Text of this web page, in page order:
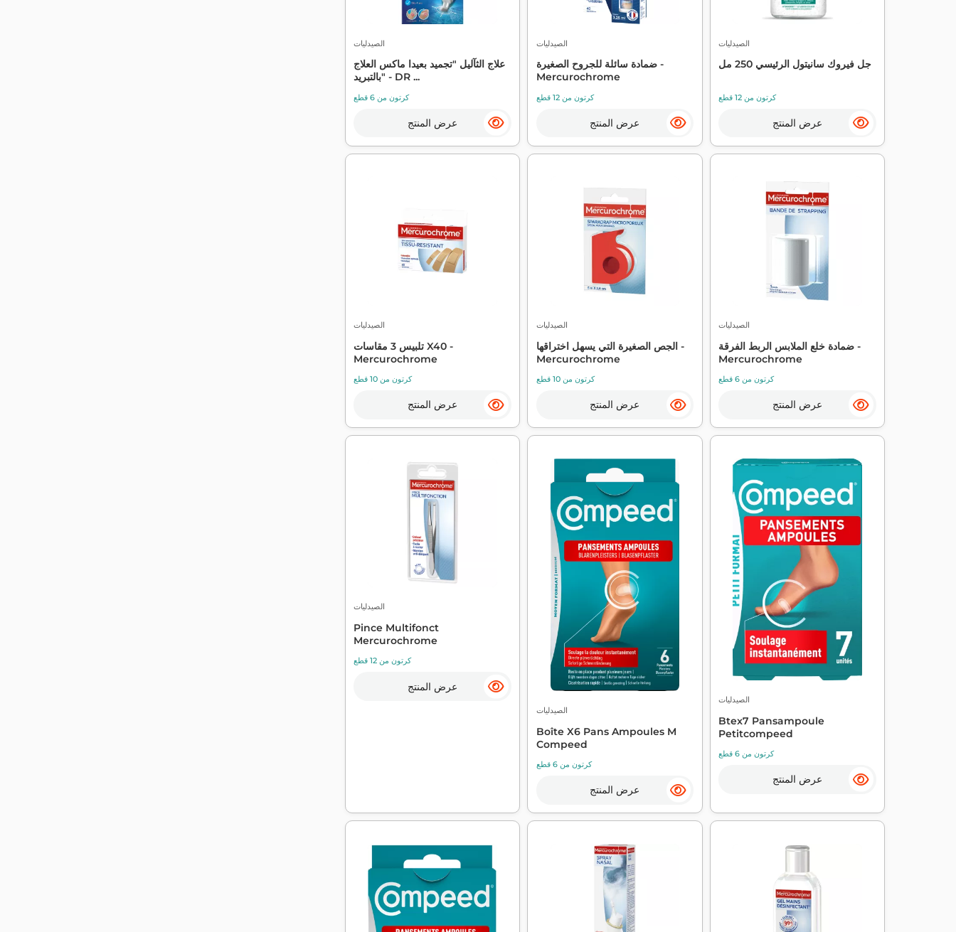
الصيدليات
علاج الثآليل "تجميد بعيدا ماكس العلاج
بالتبريد" - DR ...
كرتون من 6 قطع
عرض المنتج
الصيدليات
ضمادة سائلة للجروح الصغيرة -
Mercurochrome
كرتون من 12 قطع
عرض المنتج
الصيدليات
جل فيروك سانيتول الرئيسي 250 مل
كرتون من 12 قطع
عرض المنتج
الصيدليات
تلبيس 3 مقاسات X40 -
Mercurochrome
كرتون من 10 قطع
عرض المنتج
الصيدليات
الجص الصغيرة التي يسهل اختراقها -
Mercurochrome
كرتون من 10 قطع
عرض المنتج
الصيدليات
ضمادة خلع الملابس الربط الفرقة -
Mercurochrome
كرتون من 6 قطع
عرض المنتج
الصيدليات
Pince Multifonct
Mercurochrome
كرتون من 12 قطع
عرض المنتج
الصيدليات
Boîte X6 Pans Ampoules M
Compeed
كرتون من 6 قطع
عرض المنتج
الصيدليات
Btex7 Pansampoule
Petitcompeed
كرتون من 6 قطع
عرض المنتج